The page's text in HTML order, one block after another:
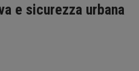
e sicurezza urbana